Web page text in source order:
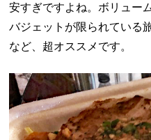
安すぎですよね。ボリュー
バジェットが限られている
など、超オススメです。